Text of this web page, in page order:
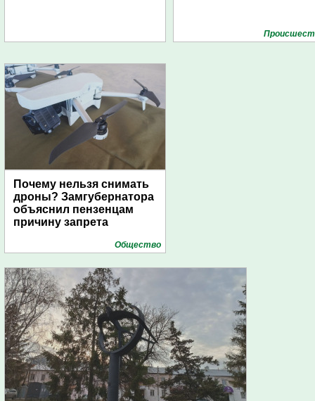
Почему нельзя снимать
дроны? Замгубернатора
объяснил пензенцам
причину запрета
Общество